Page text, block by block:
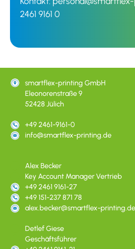
2461 9161 0
smartflex-printing GmbH
Eleonorenstraße 9
52428 Jülich
+49 2461-9161-0
info@smartflex-printing.de
Alex Becker
Key Account Manager Vertrieb
+49 2461 9161-27
+49 151-237 871 78
alex.becker@smartflex-printing.de
Detlef Giese
Geschäftsführer